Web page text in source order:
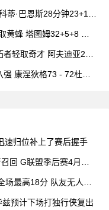
·巴恩斯28分钟23+15
黄蜂 塔图姆32+5+8 普
轻取奇才 阿夫迪亚20+
康涅狄格73 - 72杜克
速归位补上了赛后握手
回 G联盟季后赛4月开
最高18分 队友无人上
预计下场打独行侠复出